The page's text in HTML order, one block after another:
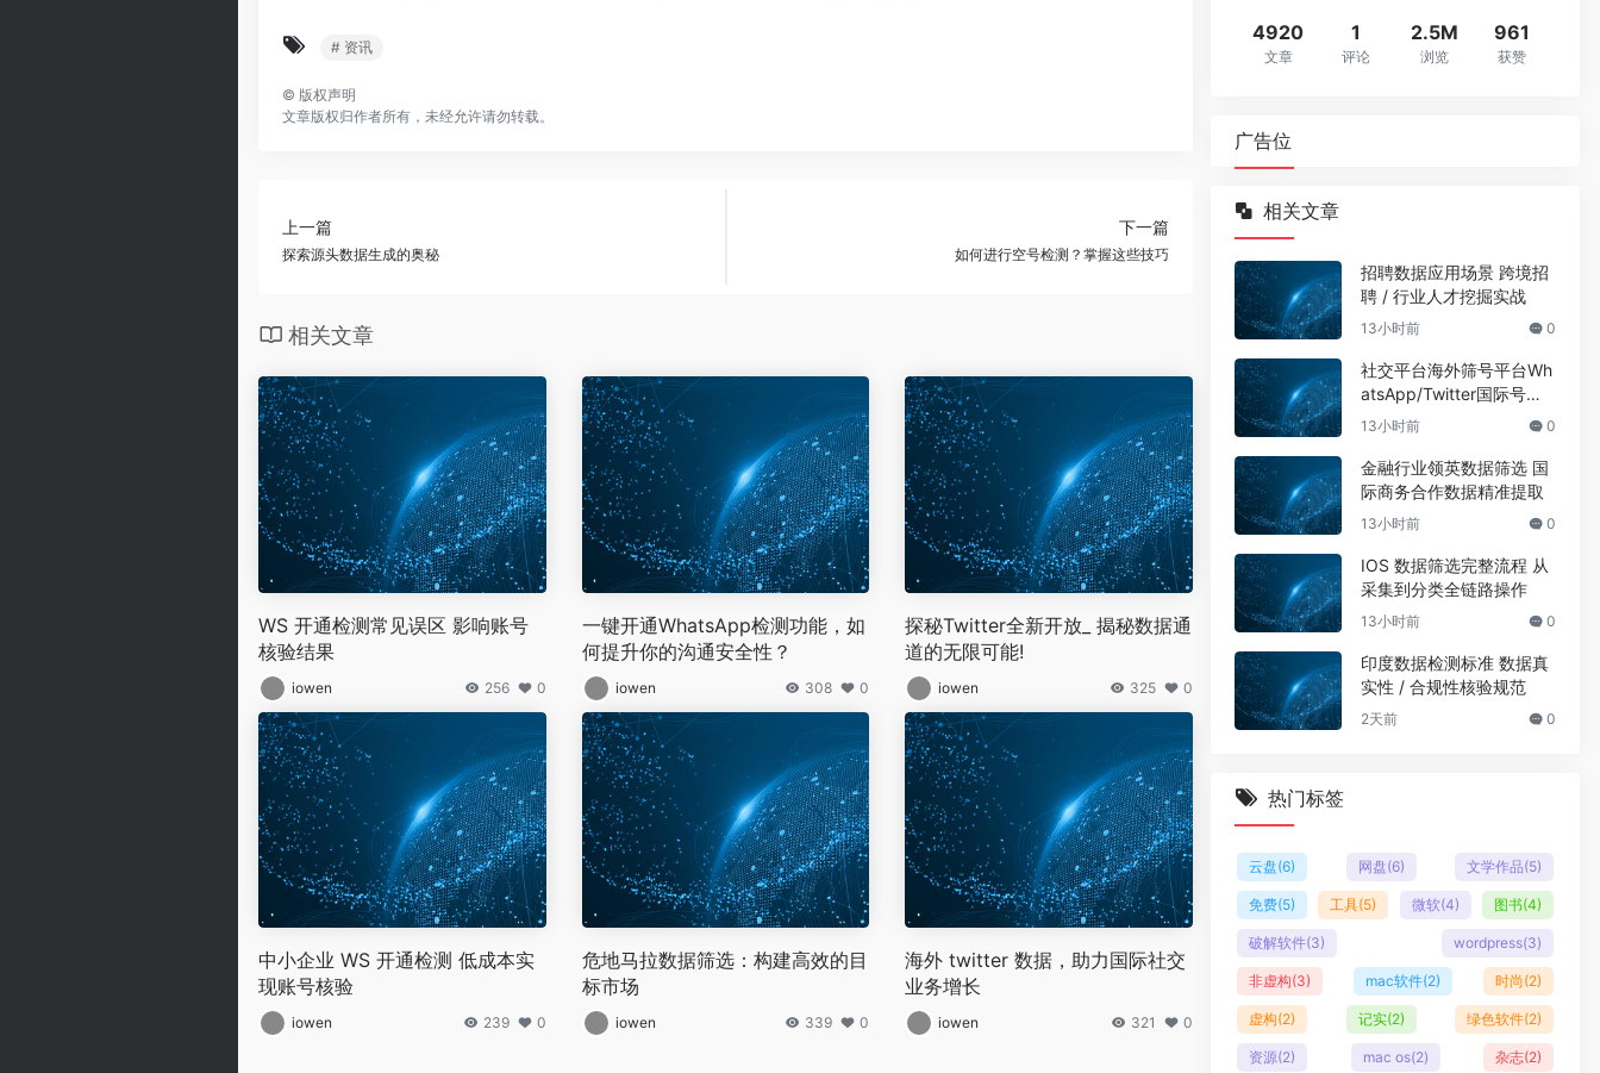
# 资讯
© 版权声明
文章版权归作者所有，未经允许请勿转载。
上一篇
探索源头数据生成的奥秘
下一篇
如何进行空号检测？掌握这些技巧
相关文章
WS 开通检测常见误区 影响账号
核验结果
iowen 256 0
一键开通WhatsApp检测功能，如
何提升你的沟通安全性？
iowen 308 0
探秘Twitter全新开放_ 揭秘数据通
道的无限可能!
iowen 325 0
中小企业 WS 开通检测 低成本实
现账号核验
iowen 239 0
危地马拉数据筛选：构建高效的目
标市场
iowen 339 0
海外 twitter 数据，助力国际社交
业务增长
iowen 321 0
4920
文章
1
评论
2.5M
浏览
961
获赞
广告位
相关文章
招聘数据应用场景 跨境招
聘 / 行业人才挖掘实战
13小时前 0
社交平台海外筛号平台Wh
atsApp/Twitter国际号码
筛选
13小时前 0
金融行业领英数据筛选 国
际商务合作数据精准提取
13小时前 0
IOS 数据筛选完整流程 从
采集到分类全链路操作
13小时前 0
印度数据检测标准 数据真
实性 / 合规性核验规范
2天前 0
热门标签
云盘(6) 网盘(6) 文学作品(5)
免费(5) 工具(5) 微软(4) 图书(4)
破解软件(3) wordpress(3)
非虚构(3) mac软件(2) 时尚(2)
虚构(2) 记实(2) 绿色软件(2)
资源(2) mac os(2) 杂志(2)